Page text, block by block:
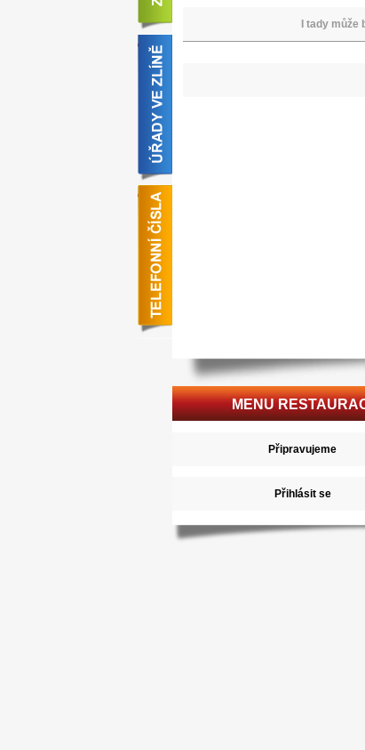
I tady
MENU
Připravujeme
Přihlásit se